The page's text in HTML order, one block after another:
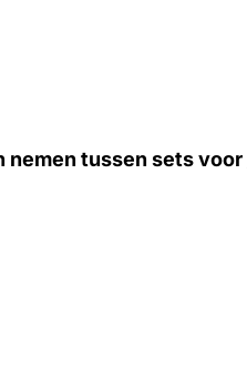
nemen tussen sets voor